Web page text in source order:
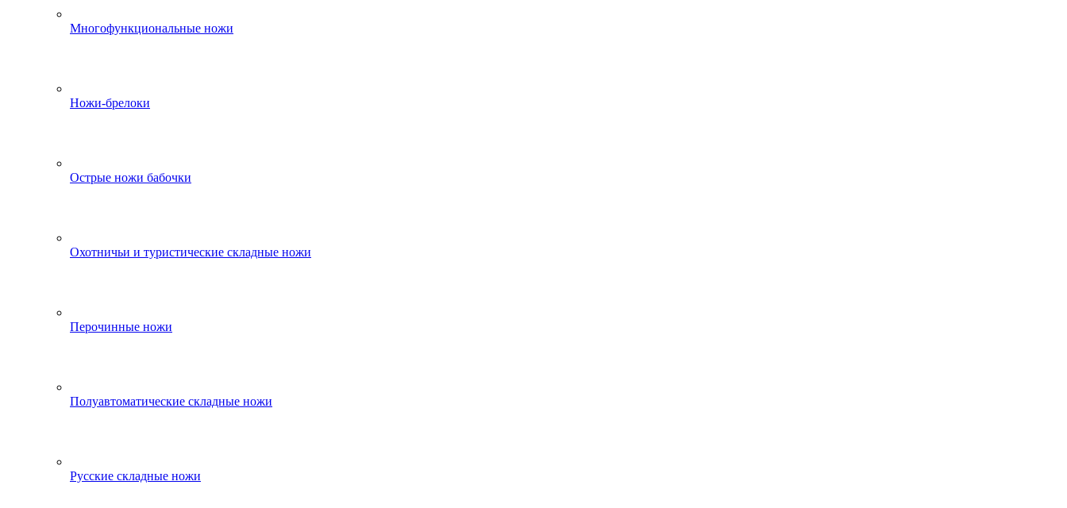
Многофункциональные ножи
Ножи-брелоки
Острые ножи бабочки
Охотничьи и туристические складные ножи
Перочинные ножи
Полуавтоматические складные ножи
Русские складные ножи